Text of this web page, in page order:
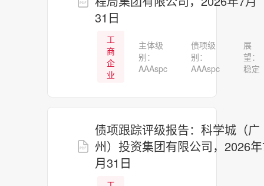
31日
工
商
企
业
主体级
别：
AAAspc
债项级
别：
AAAspc
展
望：
稳定
债项跟踪评级报告：科学城（广
州）投资集团有限公司，2026
月31日